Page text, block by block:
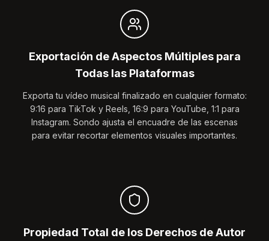
Exportación de Aspectos Múltiples para
Todas las Plataformas
Exporta tu vídeo musical finalizado en cualquier formato:
9:16 para TikTok y Reels, 16:9 para YouTube, 1:1 para
Instagram. Sondo ajusta el encuadre de las escenas
para evitar recortar elementos visuales importantes.
Propiedad Total de los Derechos de Autor